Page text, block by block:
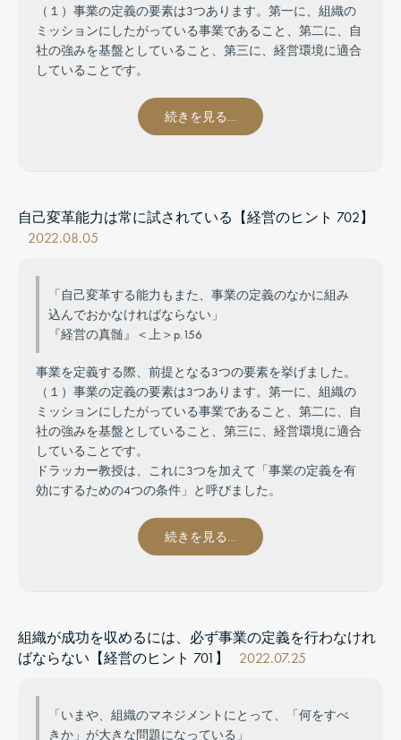
（１）事業の定義の要素は3つあります。第一に、組織の
ミッションにしたがっている事業であること、第二に、自
社の強みを基盤としていること、第三に、経営環境に適合
していることです。
続きを見る…
自己変革能力は常に試されている【経営のヒント 702】
2022.08.05
「自己変革する能力もまた、事業の定義のなかに組み
込んでおかなければならない」
『経営の真髄』＜上＞p.156
事業を定義する際、前提となる3つの要素を挙げました。
（１）事業の定義の要素は3つあります。第一に、組織の
ミッションにしたがっている事業であること、第二に、自
社の強みを基盤としていること、第三に、経営環境に適合
していることです。
ドラッカー教授は、これに3つを加えて「事業の定義を有
効にするための4つの条件」と呼びました。
続きを見る…
組織が成功を収めるには、必ず事業の定義を行わなけれ
ばならない【経営のヒント 701】
2022.07.25
「いまや、組織のマネジメントにとって、「何をすべ
きか」が大きな問題になっている」